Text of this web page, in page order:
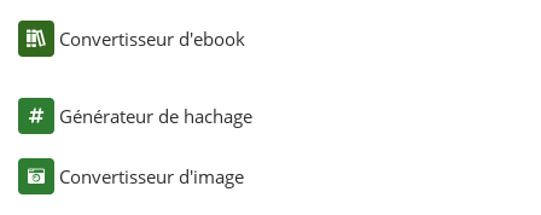
Convertisseur d'ebook
Générateur de hachage
Convertisseur d'image